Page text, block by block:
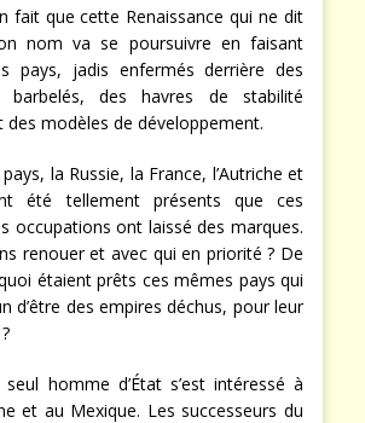
fait que cette Renaissance qui ne dit
nom va se poursuivre en faisant
pays, jadis enfermés derrière des
des havres de stabilité
modèles de développement.
la Russie, la France, l’Autriche et
été tellement présents que ces
occupations ont laissé des marques.
renouer et avec qui en priorité ? De
étaient prêts ces mêmes pays qui
d’être des empires déchus, pour leur
homme d’État s’est intéressé à
et au Mexique. Les successeurs du